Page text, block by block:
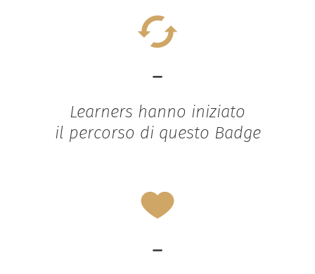
-
Learners hanno iniziato
il percorso di questo Badge
-